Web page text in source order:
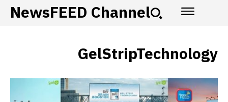
NewsFEED Channel
GelStripTechnology